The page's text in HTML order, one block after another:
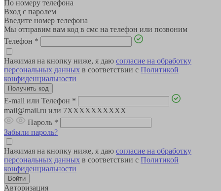
По номеру телефона
Вход с паролем
Введите номер телефона
Мы отправим вам код в смс на телефон или позвоним
Телефон *
Нажимая на кнопку ниже, я даю согласие на обработку
персональных данных в соответствии с Политикой
конфиденциальности
E-mail или Телефон *
mail@mail.ru или 7XXXXXXXXXX
Пароль *
Забыли пароль?
Нажимая на кнопку ниже, я даю согласие на обработку
персональных данных в соответствии с Политикой
конфиденциальности
Авторизация